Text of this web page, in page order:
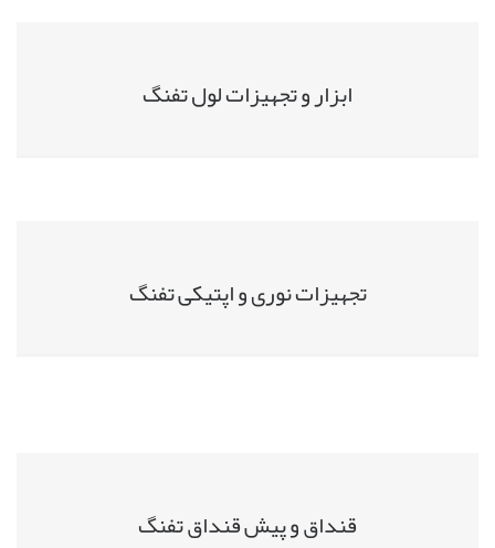
ابزار و تجهیزات لول تفنگ
تجهیزات نوری و اپتیکی تفنگ
قنداق و پیش قنداق تفنگ